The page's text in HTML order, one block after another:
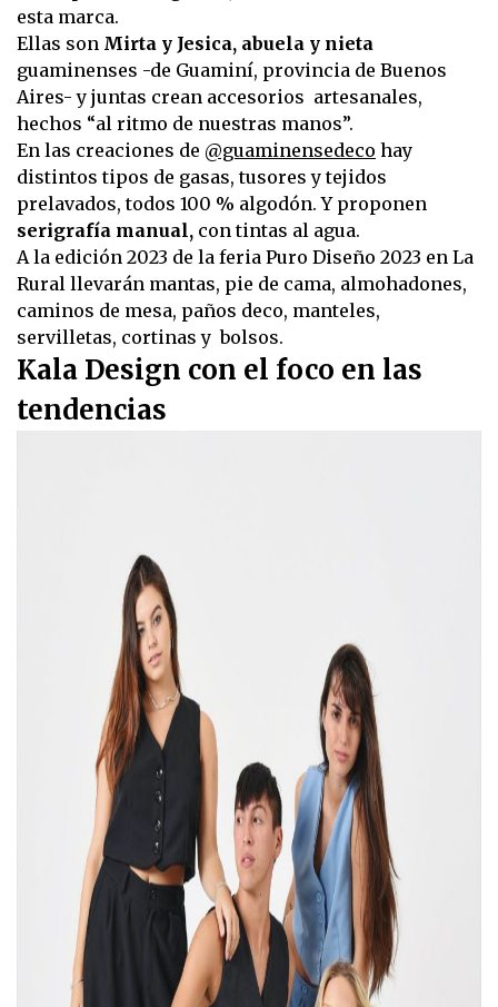
esta marca.
Ellas son Mirta y Jesica, abuela y nieta
guaminenses -de Guaminí, provincia de Buenos
Aires- y juntas crean accesorios artesanales,
hechos “al ritmo de nuestras manos”.
En las creaciones de @guaminensedeco hay
distintos tipos de gasas, tusores y tejidos
prelavados, todos 100 % algodón. Y proponen
serigrafía manual, con tintas al agua.
A la edición 2023 de la feria Puro Diseño 2023 en La
Rural llevarán mantas, pie de cama, almohadones,
caminos de mesa, paños deco, manteles,
servilletas, cortinas y bolsos.
Kala Design con el foco en las
tendencias